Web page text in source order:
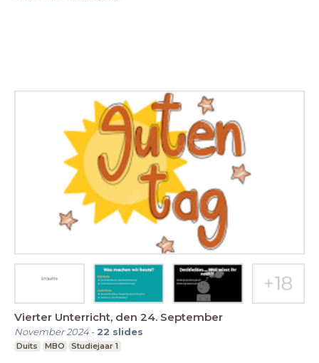
Vierter Unterricht, den 24. September
November 2024- 22 slides
Duits MBO Studiejaar 1